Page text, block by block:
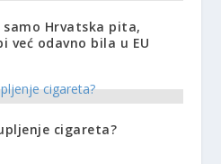
samo Hrvatska pita,
već odavno bila u EU
cigareta?